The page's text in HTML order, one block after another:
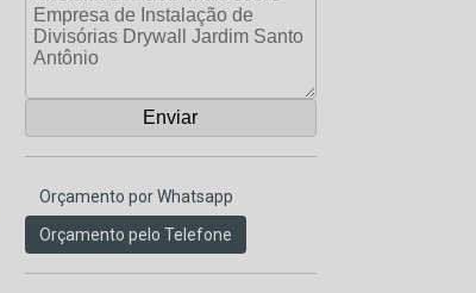
Orçamento por Whatsapp
Orçamento pelo Telefone